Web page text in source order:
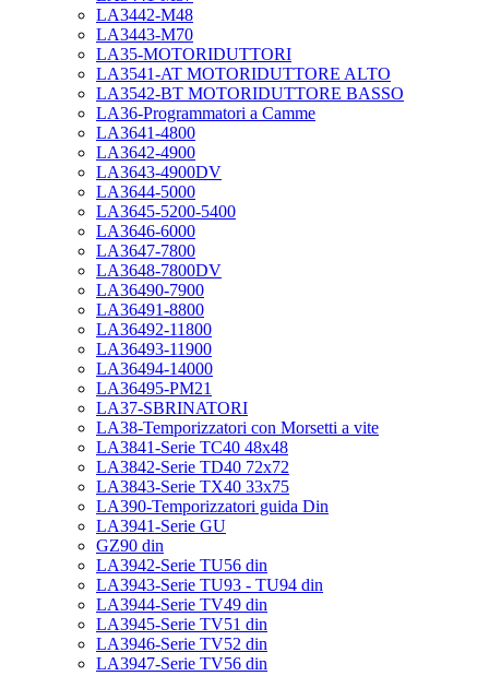
LA3442-M48
LA3443-M70
LA35-MOTORIDUTTORI
LA3541-AT MOTORIDUTTORE ALTO
LA3542-BT MOTORIDUTTORE BASSO
LA36-Programmatori a Camme
LA3641-4800
LA3642-4900
LA3643-4900DV
LA3644-5000
LA3645-5200-5400
LA3646-6000
LA3647-7800
LA3648-7800DV
LA36490-7900
LA36491-8800
LA36492-11800
LA36493-11900
LA36494-14000
LA36495-PM21
LA37-SBRINATORI
LA38-Temporizzatori con Morsetti a vite
LA3841-Serie TC40 48x48
LA3842-Serie TD40 72x72
LA3843-Serie TX40 33x75
LA390-Temporizzatori guida Din
LA3941-Serie GU
GZ90 din
LA3942-Serie TU56 din
LA3943-Serie TU93 - TU94 din
LA3944-Serie TV49 din
LA3945-Serie TV51 din
LA3946-Serie TV52 din
LA3947-Serie TV56 din